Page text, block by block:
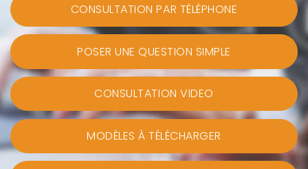
CONSULTATION PAR TÉLÉPHONE
POSER UNE QUESTION SIMPLE
CONSULTATION VIDEO
MODÈLES À TÉLÉCHARGER